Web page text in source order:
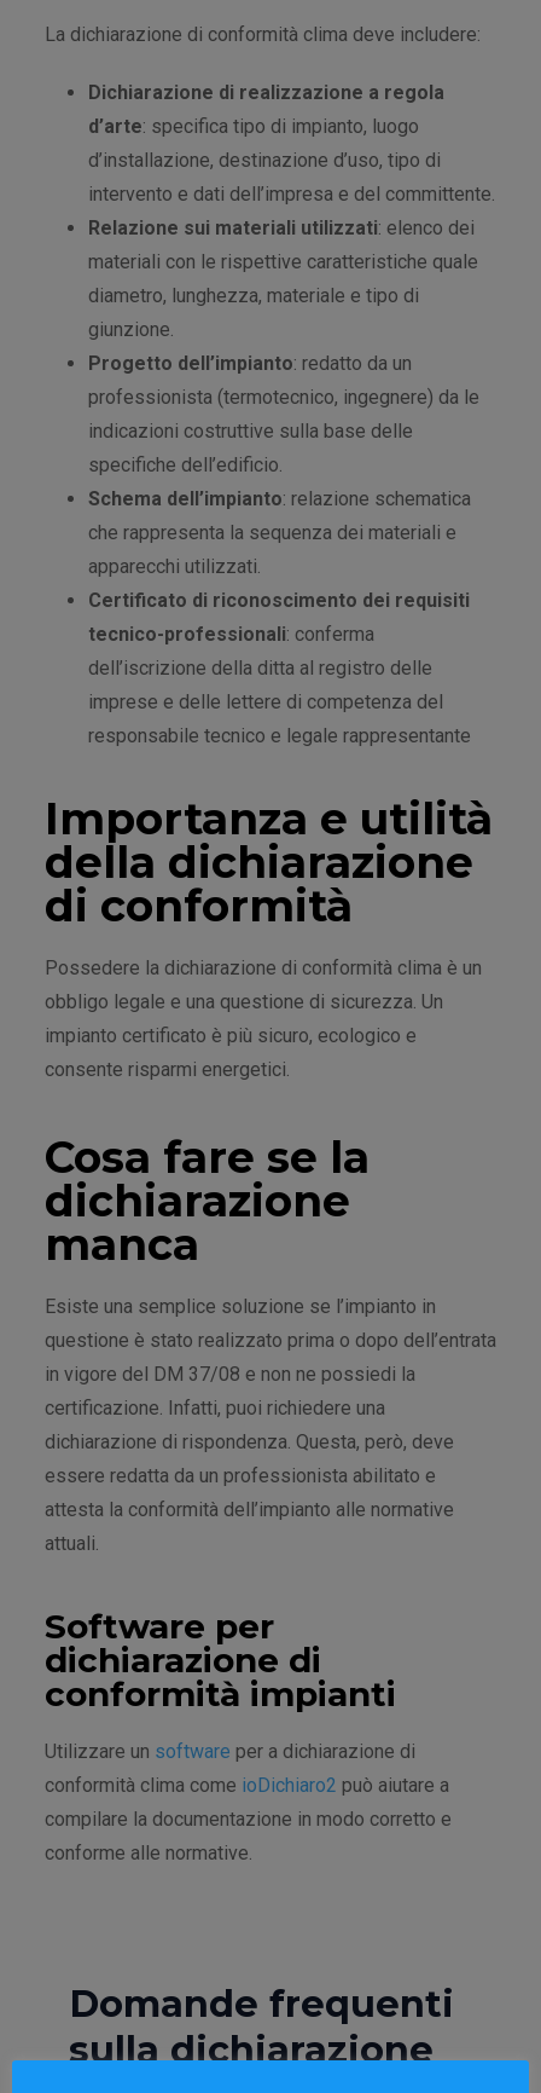
La dichiarazione di conformità clima deve includere:
Dichiarazione di realizzazione a regola
d’arte: specifica tipo di impianto, luogo
d’installazione, destinazione d’uso, tipo di
intervento e dati dell’impresa e del committente.
Relazione sui materiali utilizzati: elenco dei
materiali con le rispettive caratteristiche quale
diametro, lunghezza, materiale e tipo di
giunzione.
Progetto dell’impianto: redatto da un
professionista (termotecnico, ingegnere) da le
indicazioni costruttive sulla base delle
specifiche dell’edificio.
Schema dell’impianto: relazione schematica
che rappresenta la sequenza dei materiali e
apparecchi utilizzati.
Certificato di riconoscimento dei requisiti
tecnico-professionali: conferma
dell’iscrizione della ditta al registro delle
imprese e delle lettere di competenza del
responsabile tecnico e legale rappresentante
Importanza e utilità
della dichiarazione
di conformità
Possedere la dichiarazione di conformità clima è un
obbligo legale e una questione di sicurezza. Un
impianto certificato è più sicuro, ecologico e
consente risparmi energetici.
Cosa fare se la
dichiarazione
manca
Esiste una semplice soluzione se l’impianto in
questione è stato realizzato prima o dopo dell’entrata
in vigore del DM 37/08 e non ne possiedi la
certificazione. Infatti, puoi richiedere una
dichiarazione di rispondenza. Questa, però, deve
essere redatta da un professionista abilitato e
attesta la conformità dell’impianto alle normative
attuali.
Software per
dichiarazione di
conformità impianti
Utilizzare un software per a dichiarazione di
conformità clima come ioDichiaro2 può aiutare a
compilare la documentazione in modo corretto e
conforme alle normative.
Domande frequenti
sulla dichiarazione